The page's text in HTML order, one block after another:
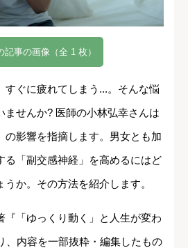
記事の画像（全 1 枚）
すぐに疲れてしまう...。そんな悩
ませんか? 医師の小林弘幸さんは
の影響を指摘します。男女とも加
る「副交感神経」を高めるにはど
か。その方法を紹介します。
「ゆっくり動く」と人生が変わ
、内容を一部抜粋・編集したもの